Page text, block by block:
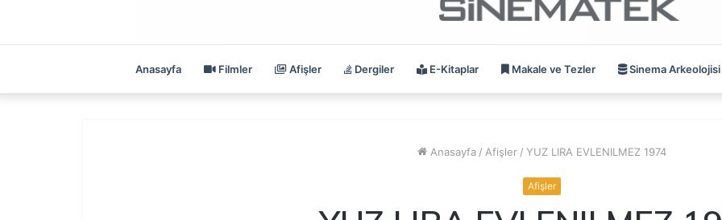
Anasayfa Filmler Afişler Dergiler E-Kitaplar Makale ve Tezler Sinema Arkeolojisi
Anasayfa / Afişler / YUZ LIRA EVLENILMEZ 1974
Afişler